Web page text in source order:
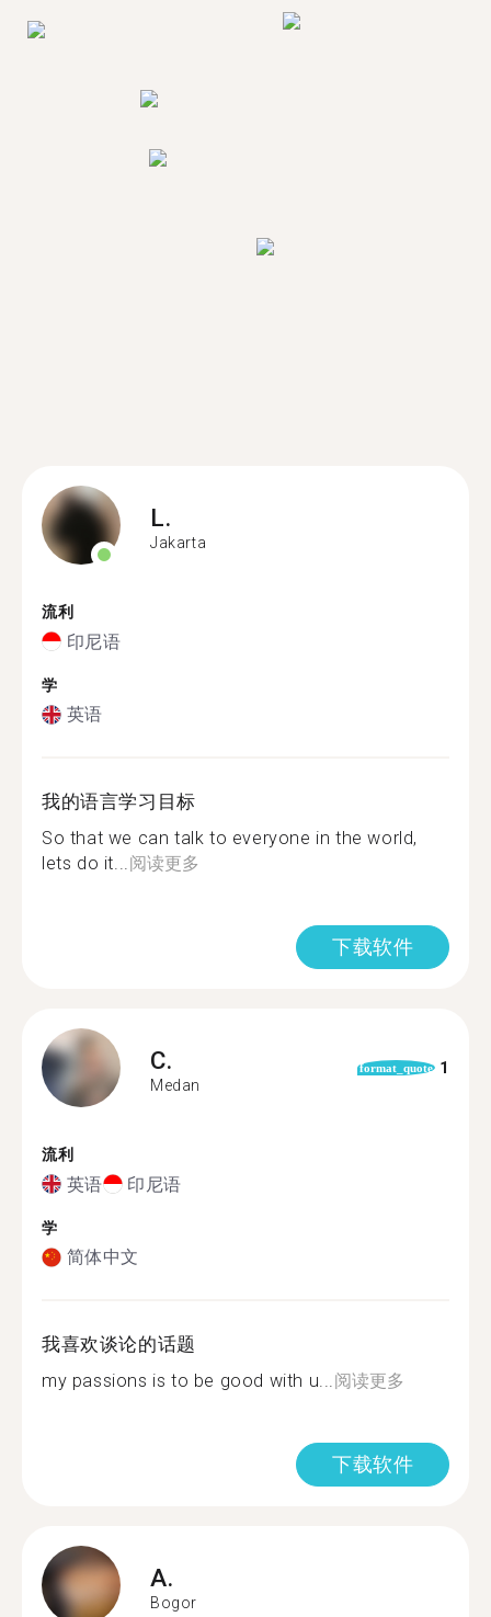
L.
Jakarta
流利
印尼语
学
英语
我的语言学习目标
So that we can talk to everyone in the world,
lets do it...阅读更多
下载软件
C.
Medan
format_quote 1
流利
英语 印尼语
学
简体中文
我喜欢谈论的话题
my passions is to be good with u...阅读更多
下载软件
A.
Bogor